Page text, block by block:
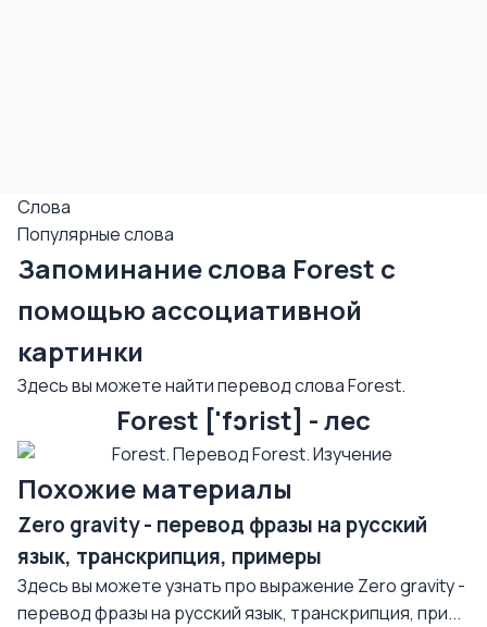
Слова
Популярные слова
Запоминание слова Forest с
помощью ассоциативной
картинки
Здесь вы можете найти перевод слова Forest.
Forest ['fɔrist] - лес
Похожие материалы
Zero gravity - перевод фразы на русский
язык, транскрипция, примеры
Здесь вы можете узнать про выражение Zero gravity -
перевод фразы на русский язык, транскрипция, при...